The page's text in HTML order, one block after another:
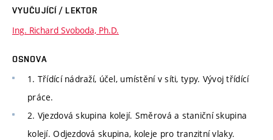
VYUČUJÍCÍ / LEKTOR
Ing. Richard Svoboda, Ph.D.
OSNOVA
1. Třídící nádraží, účel, umístění v síti, typy. Vývoj třídící
práce.
2. Vjezdová skupina kolejí. Směrová a staniční skupina
kolejí. Odjezdová skupina, koleje pro tranzitní vlaky.